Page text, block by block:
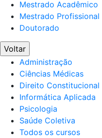
Mestrado Acadêmico
Mestrado Profissional
Doutorado
Voltar
Administração
Ciências Médicas
Direito Constitucional
Informática Aplicada
Psicologia
Saúde Coletiva
Todos os cursos